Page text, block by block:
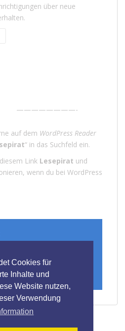
Cookies für
Inhalte und
Website nutzen,
Verwendung
über neue
————————-
auf dem WordPress Reader
“ in das Suchfeld ein.
Link Lesepirat und
wenn du bei WordPress
folgen